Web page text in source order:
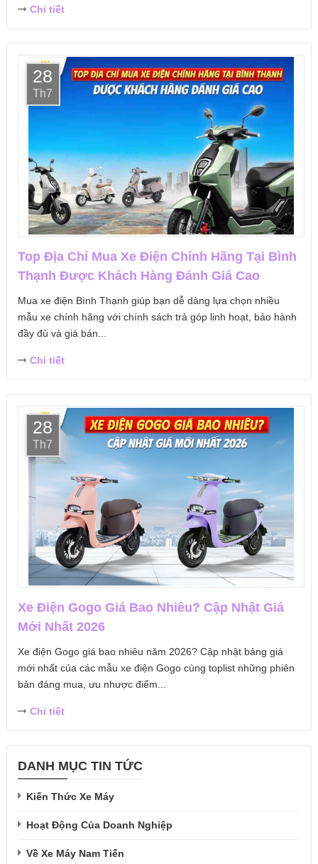
Chi tiết
28
Th7
Top Địa Chỉ Mua Xe Điện Chính Hãng Tại Bình
Thạnh Được Khách Hàng Đánh Giá Cao
Mua xe điện Bình Thạnh giúp bạn dễ dàng lựa chọn nhiều
mẫu xe chính hãng với chính sách trả góp linh hoạt, bảo hành
đầy đủ và giá bán...
Chi tiết
28
Th7
Xe Điện Gogo Giá Bao Nhiêu? Cập Nhật Giá
Mới Nhất 2026
Xe điện Gogo giá bao nhiêu năm 2026? Cập nhật bảng giá
mới nhất của các mẫu xe điện Gogo cùng toplist những phiên
bản đáng mua, ưu nhược điểm...
Chi tiết
DANH MỤC TIN TỨC
Kiến Thức Xe Máy
Hoạt Động Của Doanh Nghiệp
Về Xe Máy Nam Tiến